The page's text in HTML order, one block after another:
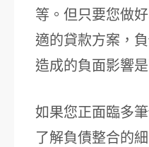
等。但只要您做
適的貸款方案，
造成的負面影響
如果您正面臨多
了解負債整合的